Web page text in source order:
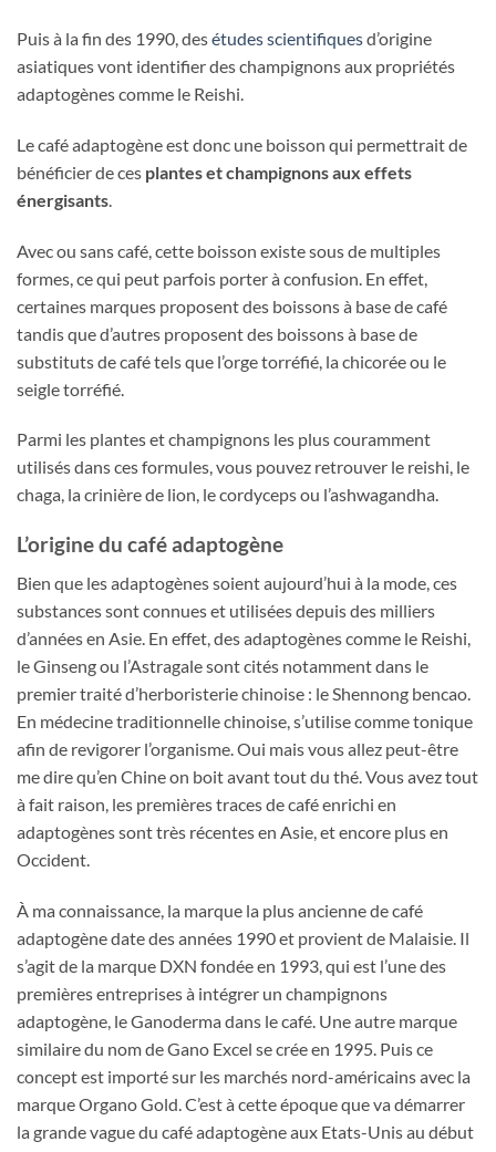
Puis à la fin des 1990, desétudes scientifiquesd’origine
asiatiques vont identifier des champignons aux propriétés
adaptogènes comme le Reishi.
Le café adaptogène est donc une boisson qui permettrait de
bénéficier de ces plantes et champignons aux effets
énergisants.
Avec ou sans café, cette boisson existe sous de multiples
formes, ce qui peut parfois porter à confusion. En effet,
certaines marques proposent des boissons à base de café
tandis que d’autres proposent des boissons à base de
substituts de café tels que l’orge torréfié, la chicorée ou le
seigle torréfié.
Parmi les plantes et champignons les plus couramment
utilisés dans ces formules, vous pouvez retrouver le reishi, le
chaga, la crinière de lion, le cordyceps ou l’ashwagandha.
L’origine du café adaptogène
Bien que les adaptogènes soient aujourd’hui à la mode, ces
substances sont connues et utilisées depuis des milliers
d’années en Asie. En effet, des adaptogènes comme le Reishi,
le Ginseng ou l’Astragale sont cités notamment dans le
premier traité d’herboristerie chinoise : le Shennong bencao.
En médecine traditionnelle chinoise, s’utilise comme tonique
afin de revigorer l’organisme. Oui mais vous allez peut-être
me dire qu’en Chine on boit avant tout du thé. Vous avez tout
à fait raison, les premières traces de café enrichi en
adaptogènes sont très récentes en Asie, et encore plus en
Occident.
À ma connaissance, la marque la plus ancienne de café
adaptogène date des années 1990 et provient de Malaisie. Il
s’agit de la marque DXN fondée en 1993, qui est l’une des
premières entreprises à intégrer un champignons
adaptogène, le Ganoderma dans le café. Une autre marque
similaire du nom de Gano Excel se crée en 1995. Puis ce
concept est importé sur les marchés nord-américains avec la
marque Organo Gold. C’est à cette époque que va démarrer
la grande vague du café adaptogène aux Etats-Unis au début